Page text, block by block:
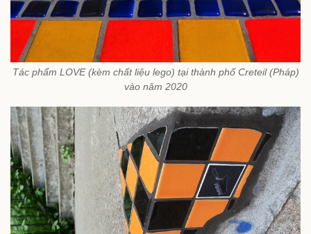
Tác phẩm LOVE (kèm chất liệu lego) tại thành phố Creteil (Pháp)
vào năm 2020